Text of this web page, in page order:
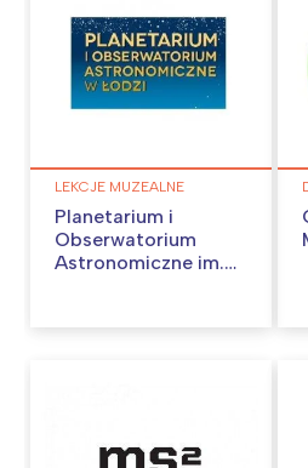
LEKCJE MUZEALNE
Planetarium i
Obserwatorium
Astronomiczne im.